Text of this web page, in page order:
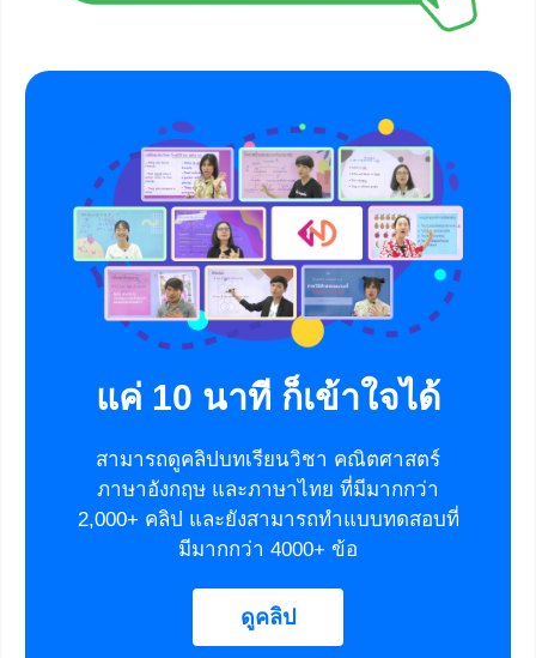
แค่ 10 นาที ก็เข้าใจได้
สามารถดูคลิปบทเรียนวิชา คณิตศาสตร์
ภาษาอังกฤษ และภาษาไทย ที่มีมากกว่า
2,000+ คลิป และยังสามารถทำแบบทดสอบที่
มีมากกว่า 4000+ ข้อ
ดูคลิป